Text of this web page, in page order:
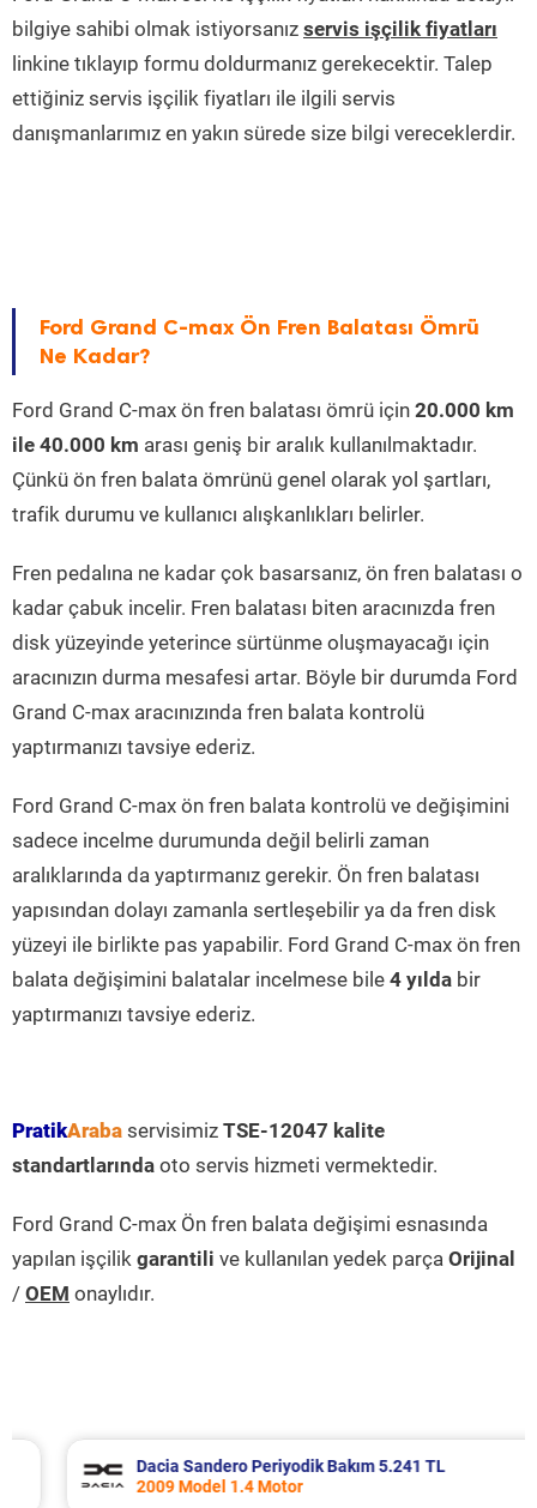
bilgiye sahibi olmak istiyorsanız servis işçilik fiyatları
linkine tıklayıp formu doldurmanız gerekecektir. Talep
ettiğiniz servis işçilik fiyatları ile ilgili servis
danışmanlarımız en yakın sürede size bilgi vereceklerdir.
Ford Grand C-max Ön Fren Balatası Ömrü
Ne Kadar?
Ford Grand C-max ön fren balatası ömrü için 20.000 km
ile 40.000 km arası geniş bir aralık kullanılmaktadır.
Çünkü ön fren balata ömrünü genel olarak yol şartları,
trafik durumu ve kullanıcı alışkanlıkları belirler.
Fren pedalına ne kadar çok basarsanız, ön fren balatası o
kadar çabuk incelir. Fren balatası biten aracınızda fren
disk yüzeyinde yeterince sürtünme oluşmayacağı için
aracınızın durma mesafesi artar. Böyle bir durumda Ford
Grand C-max aracınızında fren balata kontrolü
yaptırmanızı tavsiye ederiz.
Ford Grand C-max ön fren balata kontrolü ve değişimini
sadece incelme durumunda değil belirli zaman
aralıklarında da yaptırmanız gerekir. Ön fren balatası
yapısından dolayı zamanla sertleşebilir ya da fren disk
yüzeyi ile birlikte pas yapabilir. Ford Grand C-max ön fren
balata değişimini balatalar incelmese bile 4 yılda bir
yaptırmanızı tavsiye ederiz.
PratikAraba servisimiz TSE-12047 kalite
standartlarında oto servis hizmeti vermektedir.
Ford Grand C-max Ön fren balata değişimi esnasında
yapılan işçilik garantili ve kullanılan yedek parça Orijinal
/ OEM onaylıdır.
Dacia Sandero Periyodik Bakım 5.241 TL
2009 Model 1.4 Motor